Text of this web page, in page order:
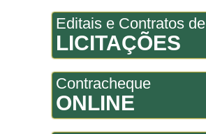
Editais e Contratos de
LICITAÇÕES
Contracheque
ONLINE